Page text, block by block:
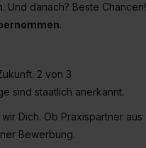
. Und danach? Beste Chancen!
.
2 von 3
sind staatlich anerkannt.
Dich. Ob Praxispartner aus
Bewerbung.